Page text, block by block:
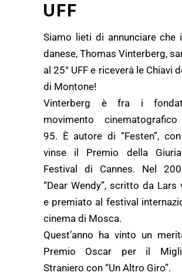
UFF
Siamo lieti di annunciare che
danese, Thomas Vinterberg,
al 25° UFF e riceverà le Chiavi
di Montone!
Vinterberg è fra i
movimento
95. È autore di “Festen”,
vinse il Premio della
Festival di Cannes. Nel
“Dear Wendy”, scritto da Lars
e premiato al festival
cinema di Mosca.
Quest’anno ha vinto un
Premio Oscar per il
Straniero con “Un Altro Giro”.